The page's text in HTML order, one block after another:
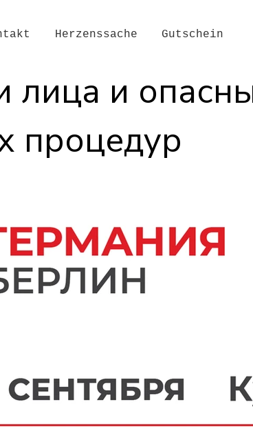
Herzenssache Gutschein
лица и
процедур